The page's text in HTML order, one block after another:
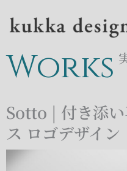
Works
Sotto | 付き添
ス ロゴデザイン